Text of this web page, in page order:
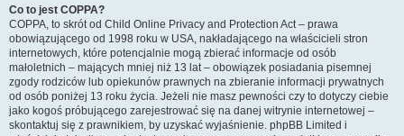
Co to jest COPPA?
COPPA, to skrót od Child Online Privacy and Protection Act – prawa
obowiązującego od 1998 roku w USA, nakładającego na właścicieli stron
internetowych, które potencjalnie mogą zbierać informacje od osób
małoletnich – mających mniej niż 13 lat – obowiązek posiadania pisemnej
zgody rodziców lub opiekunów prawnych na zbieranie informacji prywatnych
od osób poniżej 13 roku życia. Jeżeli nie masz pewności czy to dotyczy ciebie
jako kogoś próbującego zarejestrować się na danej witrynie internetowej –
skontaktuj się z prawnikiem, by uzyskać wyjaśnienie. phpBB Limited i